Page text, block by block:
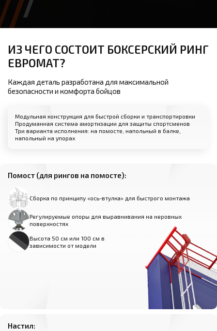
ИЗ ЧЕГО СОСТОИТ БОКСЕРСКИЙ РИНГ
ЕВРОМАТ?
Каждая деталь разработана для максимальной
безопасности и комфорта бойцов
Модульная конструкция для быстрой сборки и транспортировки
Продуманная система амортизации для защиты спортсменов
Три варианта исполнения: на помосте, напольный в балке,
напольный на упорах
Помост (для рингов на помосте):
Сборка по принципу «ось-втулка» для быстрого монтажа
Регулируемые опоры для выравнивания на неровных
поверхностях
Высота 50 см или 100 см в
зависимости от модели
Настил: